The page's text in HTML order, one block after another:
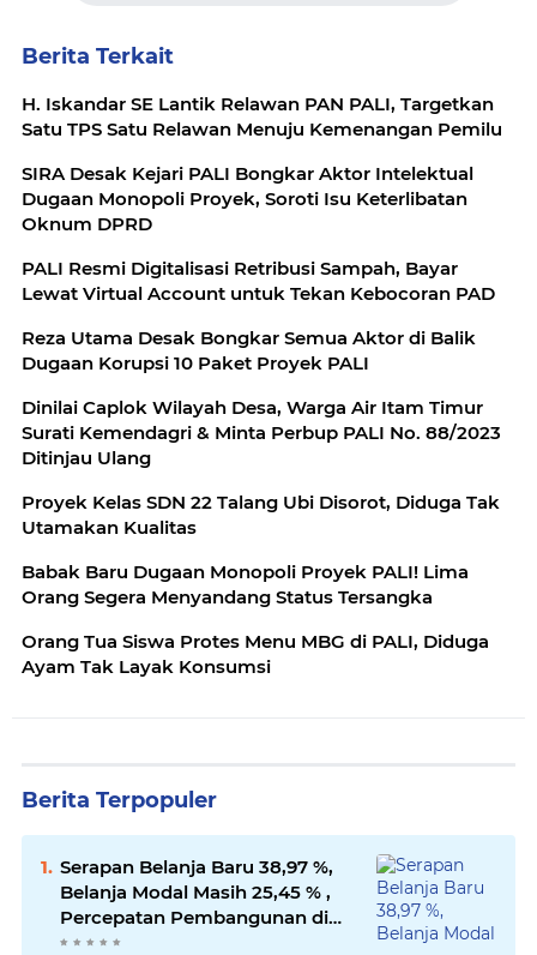
Berita Terkait
H. Iskandar SE Lantik Relawan PAN PALI, Targetkan
Satu TPS Satu Relawan Menuju Kemenangan Pemilu
SIRA Desak Kejari PALI Bongkar Aktor Intelektual
Dugaan Monopoli Proyek, Soroti Isu Keterlibatan
Oknum DPRD
PALI Resmi Digitalisasi Retribusi Sampah, Bayar
Lewat Virtual Account untuk Tekan Kebocoran PAD
Reza Utama Desak Bongkar Semua Aktor di Balik
Dugaan Korupsi 10 Paket Proyek PALI
‎Dinilai Caplok Wilayah Desa, Warga Air Itam Timur
Surati Kemendagri & Minta Perbup PALI No. 88/2023
Proyek Kelas SDN 22 Talang Ubi Disorot, Diduga Tak
Utamakan Kualitas
Babak Baru Dugaan Monopoli Proyek PALI! Lima
Orang Segera Menyandang Status Tersangka
Orang Tua Siswa Protes Menu MBG di PALI, Diduga
Ayam Tak Layak Konsumsi
Berita Terpopuler
Serapan Belanja Baru 38,97 %,
Belanja Modal Masih 25,45 % ,
Percepatan Pembangunan di
PALI Dipertanyakan